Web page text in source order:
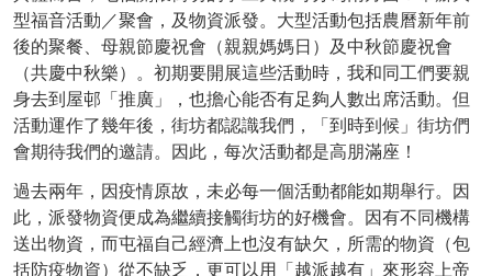
型福音活動／聚會，及物資派發。大型活動包括農曆新年前
後的聚餐、母親節慶祝會（親親媽媽日）及中秋節慶祝會
（共慶中秋樂）。初期要開展這些活動時，我和同工們要親
身去到屋邨「推廣」，也擔心能否有足夠人數出席活動。但
活動運作了幾年後，街坊都認識我們，「到時到候」街坊們
會期待我們的邀請。因此，每次活動都是高朋滿座！
過去兩年，因疫情原故，未必每一個活動都能如期舉行。因
此，派發物資便成為繼續接觸街坊的好機會。因有不同機構
送出物資，而屯福自己經濟上也沒有缺欠，所需的物資（包
括防疫物資）從不缺乏，更可以用「越派越有」來形容上帝